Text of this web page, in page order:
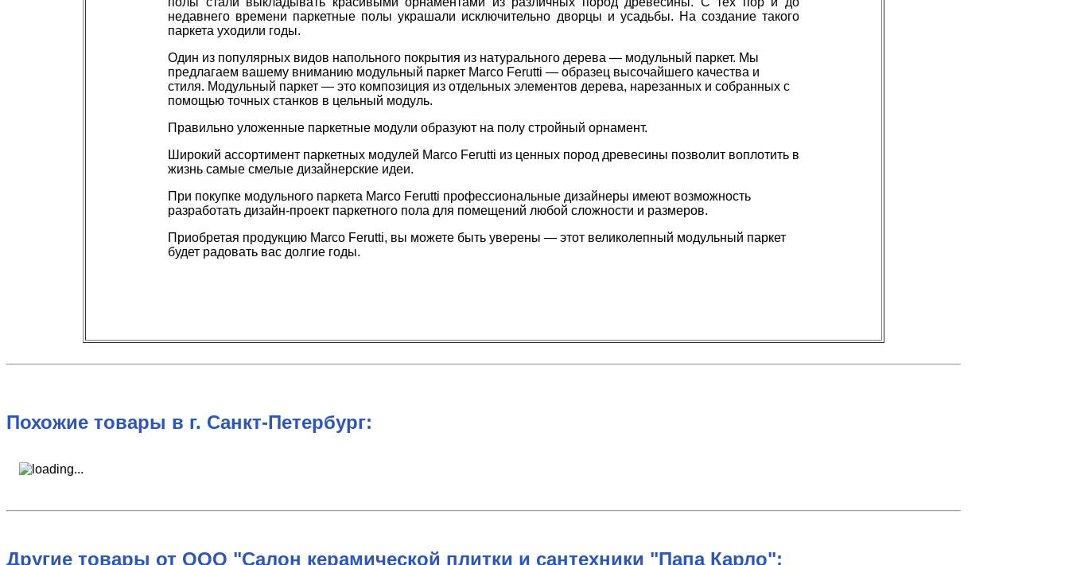
недавнего времени паркетные полы украшали исключительно дворцы и усадьбы. На создание такого
паркета уходили годы.
Один из популярных видов напольного покрытия из натурального дерева — модульный паркет. Мы
предлагаем вашему вниманию модульный паркет Marco Ferutti — образец высочайшего качества и
стиля. Модульный паркет — это композиция из отдельных элементов дерева, нарезанных и собранных с
помощью точных станков в цельный модуль.
Правильно уложенные паркетные модули образуют на полу стройный орнамент.
Широкий ассортимент паркетных модулей Marco Ferutti из ценных пород древесины позволит воплотить в
жизнь самые смелые дизайнерские идеи.
При покупке модульного паркета Marco Ferutti профессиональные дизайнеры имеют возможность
разработать дизайн-проект паркетного пола для помещений любой сложности и размеров.
Приобретая продукцию Marco Ferutti, вы можете быть уверены — этот великолепный модульный паркет
будет радовать вас долгие годы.
Похожие товары в г. Санкт-Петербург:
Другие товары от ООО "Салон керамической плитки и сантехники "Папа Карло":